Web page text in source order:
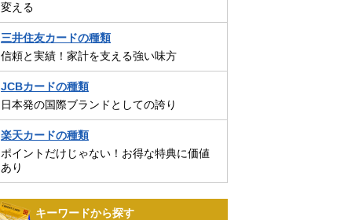
変える
三井住友カードの種類
信頼と実績！家計を支える強い味方
JCBカードの種類
日本発の国際ブランドとしての誇り
楽天カードの種類
ポイントだけじゃない！お得な特典に価値
あり
キーワードから探す